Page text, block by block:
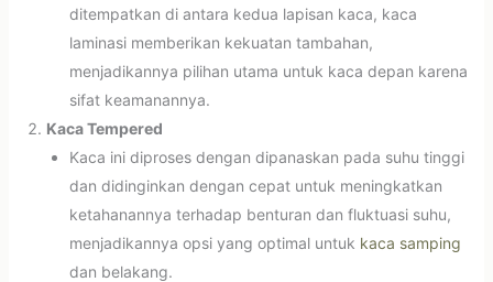
ditempatkan di antara kedua lapisan kaca, kaca
laminasi memberikan kekuatan tambahan,
menjadikannya pilihan utama untuk kaca depan karena
sifat keamanannya.
Kaca Tempered
Kaca ini diproses dengan dipanaskan pada suhu tinggi
dan didinginkan dengan cepat untuk meningkatkan
ketahanannya terhadap benturan dan fluktuasi suhu,
menjadikannya opsi yang optimal untuk kaca samping
dan belakang.